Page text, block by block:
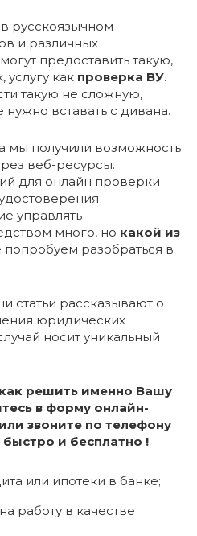
русскоязычном
и различных
предоставить такую,
как проверка ВУ.
такую не сложную,
вставать с дивана.
мы получили возможность
веб-ресурсы.
для онлайн проверки
управлять
много, но какой из
попробуем разобраться в
статьи рассказывают о
юридических
носит уникальный
как решить именно Вашу
в форму онлайн-
звоните по телефону
и бесплатно !
или ипотеки в банке;
работу в качестве